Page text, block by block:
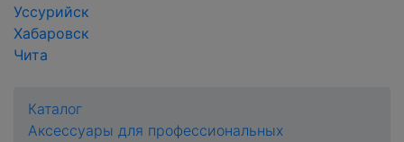
Уссурийск
Хабаровск
Чита
Каталог
Аксессуары для профессиональных